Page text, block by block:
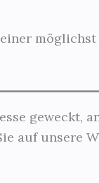
geweckt,
auf unsere